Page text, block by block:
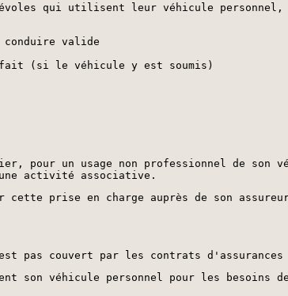
qui utilisent leur véhicule
conduire valide
(si le véhicule y est soumis)
pour un usage non professionnel de son
activité associative.
prise en charge auprès de son assureur,
couvert par les contrats d'assurances
véhicule personnel pour les besoins